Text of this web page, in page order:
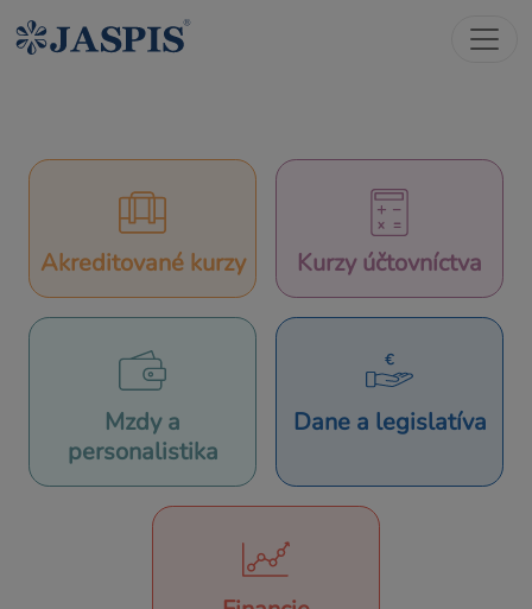
Akreditované kurzy Kurzy účtovníctva
Mzdy a
personalistika
Dane a legislatíva